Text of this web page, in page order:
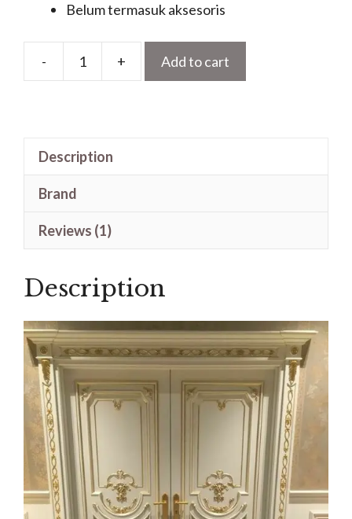
Belum termasuk aksesoris
-
Pintu
quantity
+ Add to cart
Description
Brand
Reviews (1)
Description